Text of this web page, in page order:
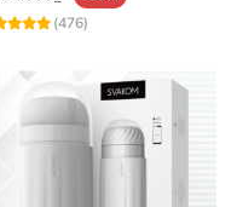
(476)